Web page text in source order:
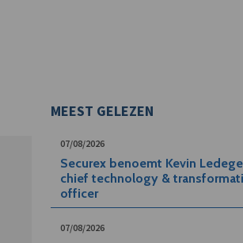
MEEST GELEZEN
07/08/2026
Securex benoemt Kevin
chief technology &
officer
07/08/2026